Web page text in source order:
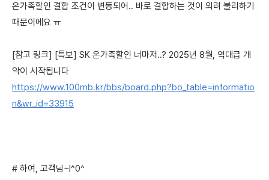
온가족할인 결합 조건이 변동되어.. 바로 결합하는 것이 외려 불리하기
때문이에요 ㅠ
[참고 링크] [특보] SK 온가족할인 너마저..? 2025년 8월, 역대급 개
악이 시작됩니다
https://www.100mb.kr/bbs/board.php?bo_table=informatio
n&wr_id=33915
# 하여, 고객님~!^0^